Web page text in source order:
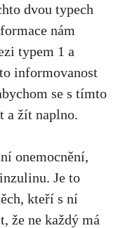
dvou typech
nám
typem ⁢1 a
informovanost
se s tímto
a žít naplno.
onemocnění,‍
Je to
kteří s ní
že ne každý⁢ má